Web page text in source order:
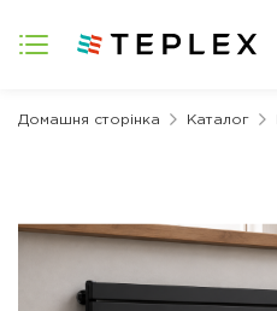
Домашня сторінка Каталог